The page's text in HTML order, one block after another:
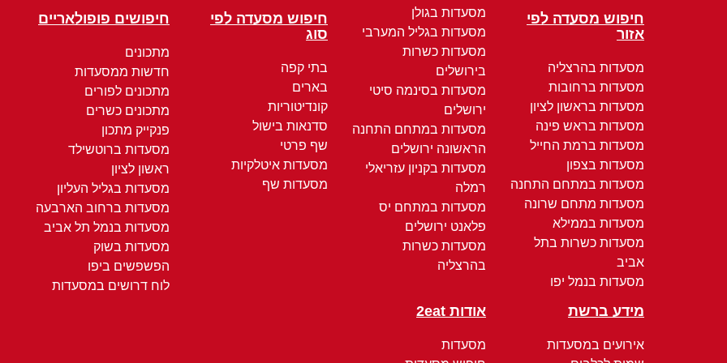
חיפוש מסעדה לפי
אזור
מסעדות בהרצליה
מסעדות ברחובות
מסעדות בראשון לציון
מסעדות בראש פינה
מסעדות ברמת החייל
מסעדות בצפון
מסעדות במתחם התחנה
מסעדות מתחם שרונה
מסעדות בממילא
מסעדות כשרות בתל
אביב
מסעדות בנמל יפו
מסעדות בגולן
מסעדות בגליל המערבי
מסעדות כשרות
בירושלים
מסעדות בסינמה סיטי
ירושלים
מסעדות במתחם התחנה
הראשונה ירושלים
מסעדות בקניון עזריאלי
רמלה
מסעדות במתחם יס
פלאנט ירושלים
מסעדות כשרות
בהרצליה
חיפוש מסעדה לפי
סוג
בתי קפה
בארים
קונדיטוריות
סדנאות בישול
שף פרטי
מסעדות איטלקיות
מסעדות שף
חיפושים פופולאריים
מתכונים
חדשות ממסעדות
מתכונים לפורים
מתכונים כשרים
פנקייק מתכון
מסעדות ברוטשילד
ראשון לציון
מסעדות בגליל העליון
מסעדות ברחוב הארבעה
מסעדות בנמל תל אביב
מסעדות בשוק
הפשפשים ביפו
לוח דרושים במסעדות
מידע ברשת
אירועים במסעדות
אודות 2eat
מסעדות